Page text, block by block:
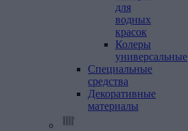
для
водных
красок
Колеры
универсальные
Специальные
средства
Декоративные
материалы